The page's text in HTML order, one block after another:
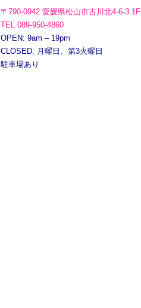
〒790-0942 愛媛県松山市古川北4-6-3 1F
TEL.089-950-4860
OPEN: 9am – 19pm
CLOSED: 月曜日、第3火曜日
駐車場あり